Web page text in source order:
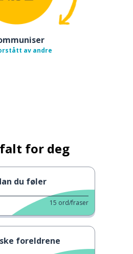
av andre
for deg
du føler
15 ord/fraser
foreldrene